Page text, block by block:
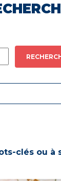
clés ou à